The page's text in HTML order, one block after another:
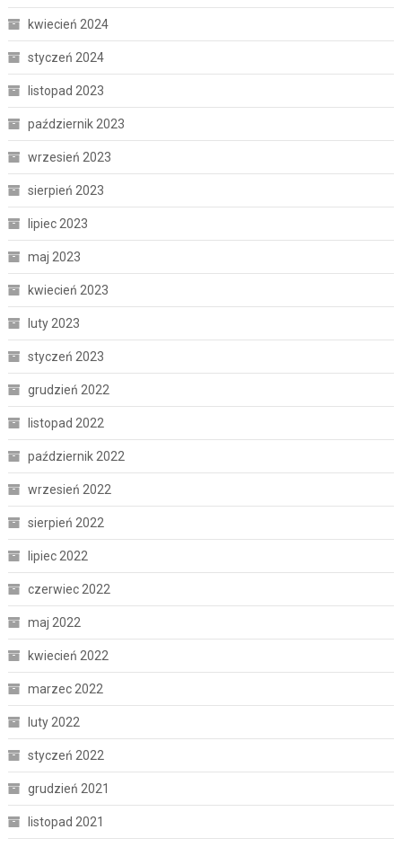
kwiecień 2024
styczeń 2024
listopad 2023
październik 2023
wrzesień 2023
sierpień 2023
lipiec 2023
maj 2023
kwiecień 2023
luty 2023
styczeń 2023
grudzień 2022
listopad 2022
październik 2022
wrzesień 2022
sierpień 2022
lipiec 2022
czerwiec 2022
maj 2022
kwiecień 2022
marzec 2022
luty 2022
styczeń 2022
grudzień 2021
listopad 2021